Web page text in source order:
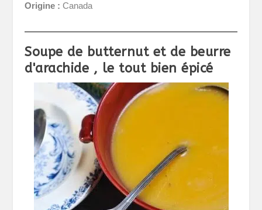
Origine : Canada
Soupe de butternut et de beurre
d'arachide , le tout bien épicé